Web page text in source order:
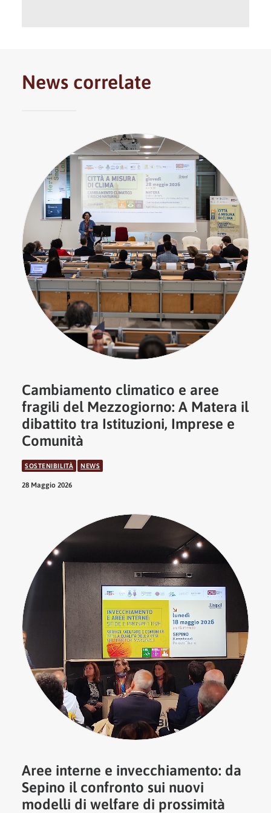
News correlate
Cambiamento climatico e aree
fragili del Mezzogiorno: A Matera il
dibattito tra Istituzioni, Imprese e
Comunità
SOSTENIBILITÀ NEWS
28 Maggio 2026
Aree interne e invecchiamento: da
Sepino il confronto sui nuovi
modelli di welfare di prossimità